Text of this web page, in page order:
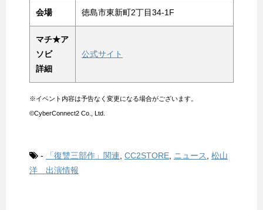
会場 徳島市東新町2丁目34-1F
マチ★ア
ソビ
詳細
公式サイト
※イベント内容は予告なく変更になる場合がございます。
©CyberConnect2 Co., Ltd.
- 「復讐三部作」関連 CC2STORE ニュース
松山
洋 出演情報